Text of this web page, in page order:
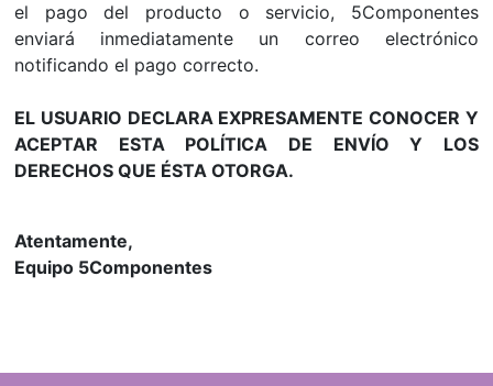
el pago del producto o servicio, 5Componentes
enviará inmediatamente un correo electrónico
notificando el pago correcto.
EL USUARIO DECLARA EXPRESAMENTE CONOCER Y
ACEPTAR ESTA POLÍTICA DE ENVÍO Y LOS
DERECHOS QUE ÉSTA OTORGA.
Atentamente,
Equipo 5Componentes